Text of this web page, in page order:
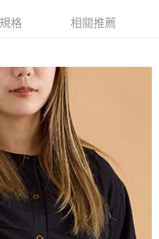
數、繳款截止日，確認付款後即完
未達大哥付你分期系統評分，恕無
分期」於每月結算日後寄送繳費提
商條碼／台灣大直營門市／銀行轉
繳費。
」（以下簡稱本公司）所提供，讓
服務，並由商店將買賣／分期付款
本公司帳單繳交帳款。
契約關係目的，商店將以您的個人
需儲值。
可結帳。
款。
後，將跳轉至「AFTEE先享後付」
，即可完成結帳。
知簡訊。
簡訊中的連結，可透過四大超商／
，方視為交易完成。
費，但若您需要取消訂單，請聯絡
單仍視為有效，需透過AFTEE先享
」之結帳頁面顯示為準，若有關於
免運費
運費
運費
格 相關推薦